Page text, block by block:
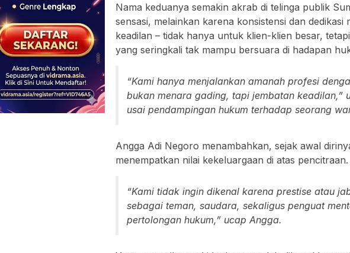
Nama keduanya semakin akrab di telinga publik
sensasi, melainkan karena konsistensi dan dedikasi
keadilan – tidak hanya untuk klien-klien besar,
yang seringkali tak mampu bersuara di hadapan
“Kami hanya menjalankan amanah profesi
bukan menara gading, tapi jembatan keadilan,”
usai pendampingan hukum terhadap seorang
Angga Adi Negoro menambahkan, sejak awal
menempatkan nilai kekeluargaan di atas pencitraan.
“Kami tidak ingin dikenal karena prestise atau
sebagai teman, saudara, sekaligus penguat
pertolongan hukum,” ucap Angga.